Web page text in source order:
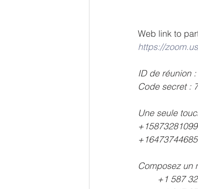
Web link to
https://
ID de réunion
Code secret :
Une seule
Composez un
+1